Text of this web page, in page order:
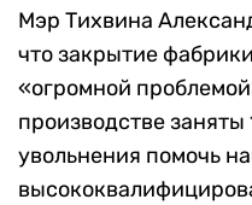
Мэр Тихвина
что закрытие
«огромной
производстве заняты
увольнения помочь